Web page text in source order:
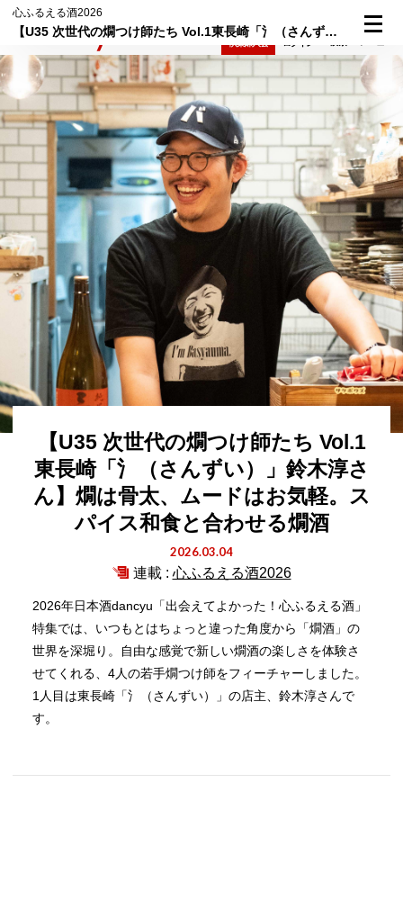
心ふるえる酒2026
【U35 次世代の燗つけ師たち Vol.1東長崎「氵（さんずい）」鈴木淳さん】燗は骨太、ムードはお気軽。スパイス和食と合わせる燗酒
【U35 次世代の燗つけ師たち Vol.1
東長崎「氵（さんずい）」鈴木淳さ
ん】燗は骨太、ムードはお気軽。ス
パイス和食と合わせる燗酒
2026.03.04
連載 : 心ふるえる酒2026
2026年日本酒dancyu「出会えてよかった！心ふるえる酒」
特集では、いつもとはちょっと違った角度から「燗酒」の
世界を深堀り。自由な感覚で新しい燗酒の楽しさを体験さ
せてくれる、4人の若手燗つけ師をフィーチャーしました。
1人目は東長崎「氵（さんずい）」の店主、鈴木淳さんで
す。